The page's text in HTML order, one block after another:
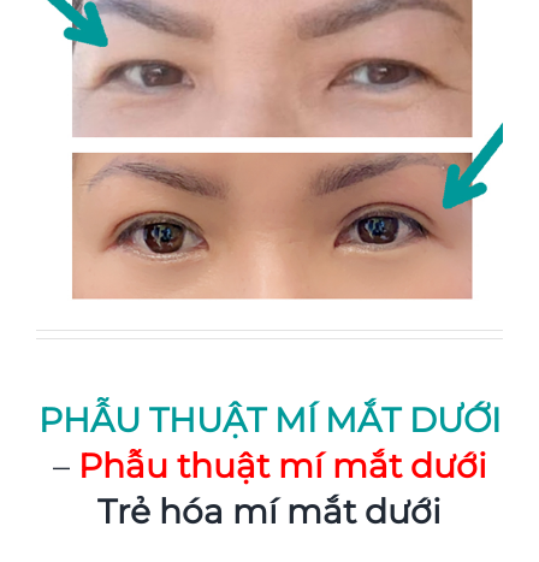
PHẪU THUẬT MÍ MẮT DƯỚI
– Phẫu thuật mí mắt dưới
Trẻ hóa mí mắt dưới